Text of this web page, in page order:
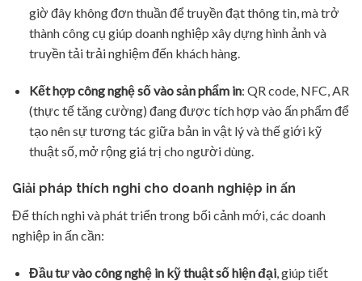
giờ đây không đơn thuần để truyền đạt thông tin, mà trở
thành công cụ giúp doanh nghiệp xây dựng hình ảnh và
truyền tải trải nghiệm đến khách hàng.
Kết hợp công nghệ số vào sản phẩm in: QR code, NFC, AR
(thực tế tăng cường) đang được tích hợp vào ấn phẩm để
tạo nên sự tương tác giữa bản in vật lý và thế giới kỹ
thuật số, mở rộng giá trị cho người dùng.
Giải pháp thích nghi cho doanh nghiệp in ấn
Để thích nghi và phát triển trong bối cảnh mới, các doanh
nghiệp in ấn cần:
Đầu tư vào công nghệ in kỹ thuật số hiện đại, giúp tiết